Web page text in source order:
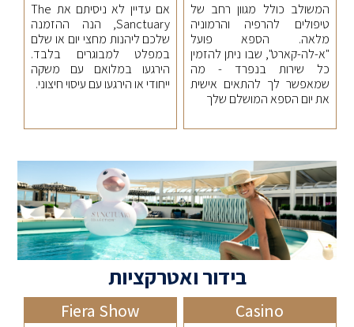
המשולב כולל מגוון רחב של
טיפולים להרפיה והרמוניה
מלאה. הספא פועל
"א-לה-קארט", שבו ניתן להזמין
כל שירות בנפרד - מה
שמאפשר לך להתאים אישית
את יום הספא המושלם שלך
אם עדיין לא ניסיתם את The
Sanctuary, הנה ההזמנה
שלכם ליהנות מחצי יום או שלם
במפלט למבוגרים בלבד.
הירגעו במלואם עם משקה
ייחודי או הירגעו עם עיסוי חיצוני.
בידור ואטרקציות
Casino
Fiera Show